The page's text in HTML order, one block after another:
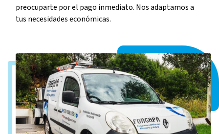
preocuparte por el pago inmediato. Nos adaptamos a
tus necesidades económicas.